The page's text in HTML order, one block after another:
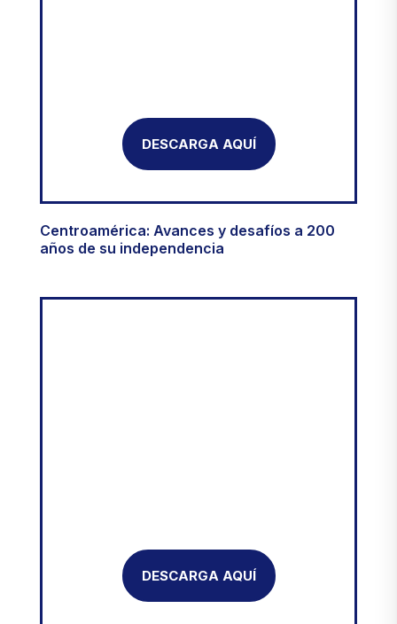
DESCARGA AQUÍ
4TA. EDICIÓN
Centroamérica: Avances y desafíos a 200
años de su independencia
DESCARGA AQUÍ